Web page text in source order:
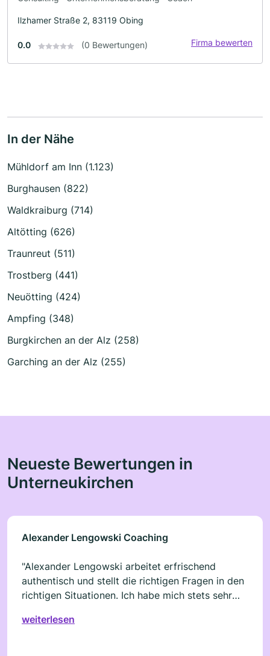
Ilzhamer Straße 2, 83119 Obing
0.0 (0 Bewertungen) Firma bewerten
In der Nähe
Mühldorf am Inn (1.123)
Burghausen (822)
Waldkraiburg (714)
Altötting (626)
Traunreut (511)
Trostberg (441)
Neuötting (424)
Ampfing (348)
Burgkirchen an der Alz (258)
Garching an der Alz (255)
Neueste Bewertungen in
Unterneukirchen
Alexander Lengowski Coaching
"Alexander Lengowski arbeitet erfrischend
authentisch und stellt die richtigen Fragen in den
richtigen Situationen. Ich habe mich stets sehr
Bearbeitung meiner Glaubenssätze
weiterlesen